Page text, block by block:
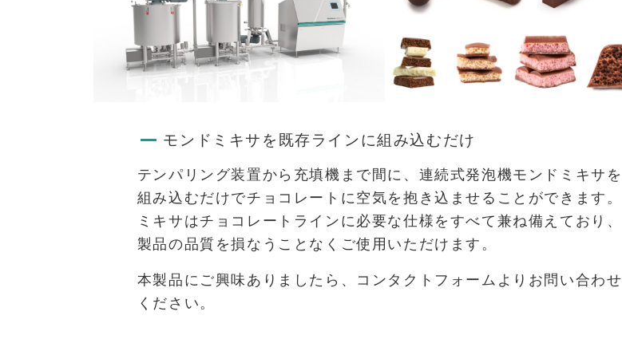
モンドミキサを既存ラインに組み込むだけ
テンパリング装置から充填機まで間に、連続式発泡機モンドミキサを
組み込むだけでチョコレートに空気を抱き込ませることができます。
ミキサはチョコレートラインに必要な仕様をすべて兼ね備えており、
製品の品質を損なうことなくご使用いただけます。
本製品にご興味ありましたら、コンタクトフォームよりお問い合わせ
ください。